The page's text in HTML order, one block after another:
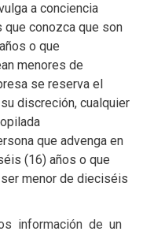
a conciencia
conozca que son
o que
menores de
se reserva el
discreción, cualquier
que advenga en
(16) años o que
menor de dieciséis
información de un